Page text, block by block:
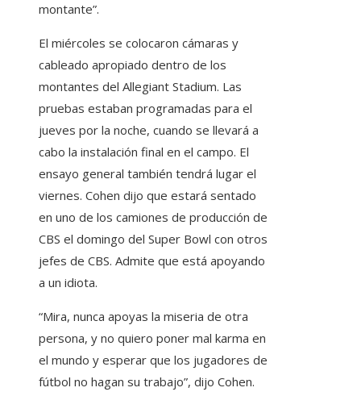
montante”.
El miércoles se colocaron cámaras y
cableado apropiado dentro de los
montantes del Allegiant Stadium. Las
pruebas estaban programadas para el
jueves por la noche, cuando se llevará a
cabo la instalación final en el campo. El
ensayo general también tendrá lugar el
viernes. Cohen dijo que estará sentado
en uno de los camiones de producción de
CBS el domingo del Super Bowl con otros
jefes de CBS. Admite que está apoyando
a un idiota.
“Mira, nunca apoyas la miseria de otra
persona, y no quiero poner mal karma en
el mundo y esperar que los jugadores de
fútbol no hagan su trabajo”, dijo Cohen.